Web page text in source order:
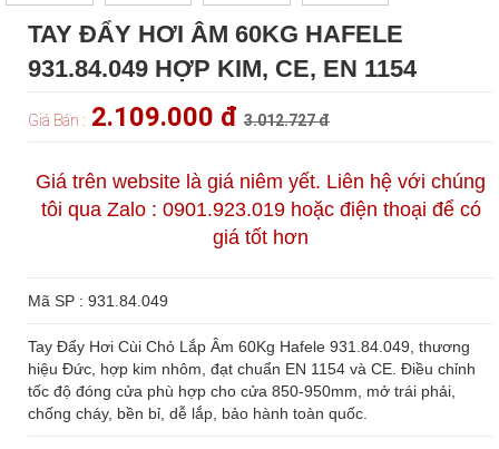
TAY ĐẨY HƠI ÂM 60KG HAFELE
931.84.049 HỢP KIM, CE, EN 1154
Giá Bán : 2.109.000 đ 3.012.727 đ
Giá trên website là giá niêm yết. Liên hệ với chúng
tôi qua Zalo : 0901.923.019 hoặc điện thoại để có
giá tốt hơn
Mã SP : 931.84.049
Tay Đẩy Hơi Cùi Chỏ Lắp Âm 60Kg Hafele 931.84.049, thương
hiệu Đức, hợp kim nhôm, đạt chuẩn EN 1154 và CE. Điều chỉnh
tốc độ đóng cửa phù hợp cho cửa 850-950mm, mở trái phải,
chống cháy, bền bỉ, dễ lắp, bảo hành toàn quốc.